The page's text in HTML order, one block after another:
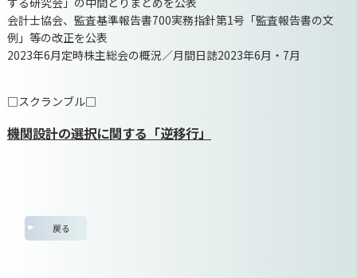
会計士協会、監査基準報告書700実務指針第1号「監査報告書の文
例」等の改正を公表
2023年6月定時株主総会の概況／月間日誌2023年6月・7月
□スクランブル□
機関設計の選択に関する「逆移行」
戻る